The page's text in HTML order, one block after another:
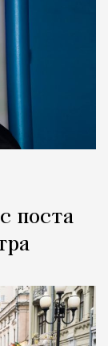
поста